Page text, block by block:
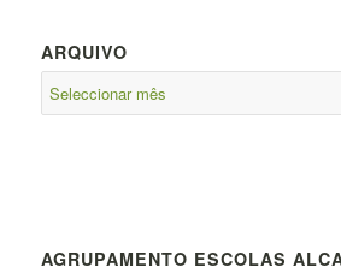
ARQUIVO
AGRUPAMENTO ESCOLAS